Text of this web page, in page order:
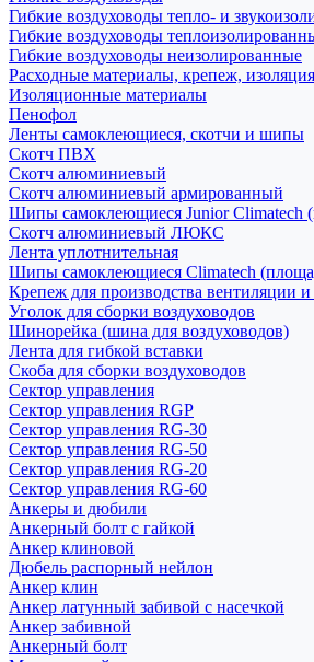
Гибкие воздуховоды тепло- и
Гибкие воздуховоды
Гибкие воздуховоды неизолированные
Расходные материалы, крепеж, изоляция
Изоляционные материалы
Пенофол
Ленты самоклеющиеся, скотчи и шипы
Скотч ПВХ
Скотч алюминиевый
Скотч алюминиевый армированный
Шипы самоклеющиеся Junior Climatech
Скотч алюминиевый ЛЮКС
Лента уплотнительная
Шипы самоклеющиеся Climatech
Крепеж для производства вентиляции и
Уголок для сборки воздуховодов
Шинорейка (шина для воздуховодов)
Лента для гибкой вставки
Скоба для сборки воздуховодов
Сектор управления
Сектор управления RGP
Сектор управления RG-30
Сектор управления RG-50
Сектор управления RG-20
Сектор управления RG-60
Анкеры и дюбили
Анкерный болт с гайкой
Анкер клиновой
Дюбель распорный нейлон
Анкер клин
Анкер латунный забивой с насечкой
Анкер забивной
Анкерный болт